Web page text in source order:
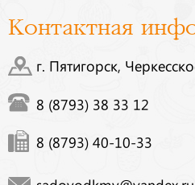
Контактная
г. Пятигорск,
8 (8793) 38 33 12
8 (8793) 40-10-33